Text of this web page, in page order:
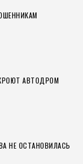
АВТОДРОМ
НЕ ОСТАНОВИЛАСЬ